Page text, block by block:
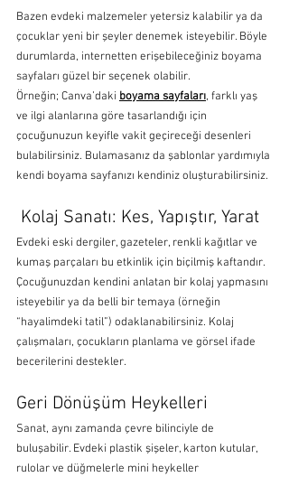
Bazen evdeki malzemeler yetersiz kalabilir ya da
çocuklar yeni bir şeyler denemek isteyebilir. Böyle
durumlarda, internetten erişebileceğiniz boyama
sayfaları güzel bir seçenek olabilir.
Örneğin; Canva’daki boyama sayfaları, farklı yaş
ve ilgi alanlarına göre tasarlandığı için
çocuğunuzun keyifle vakit geçireceği desenleri
bulabilirsiniz. Bulamasanız da şablonlar yardımıyla
kendi boyama sayfanızı kendiniz oluşturabilirsiniz.
Kolaj Sanatı: Kes, Yapıştır, Yarat
Evdeki eski dergiler, gazeteler, renkli kağıtlar ve
kumaş parçaları bu etkinlik için biçilmiş kaftandır.
Çocuğunuzdan kendini anlatan bir kolaj yapmasını
isteyebilir ya da belli bir temaya (örneğin
“hayalimdeki tatil”) odaklanabilirsiniz. Kolaj
çalışmaları, çocukların planlama ve görsel ifade
becerilerini destekler.
Geri Dönüşüm Heykelleri
Sanat, aynı zamanda çevre bilinciyle de
buluşabilir. Evdeki plastik şişeler, karton kutular,
rulolar ve düğmelerle mini heykeller